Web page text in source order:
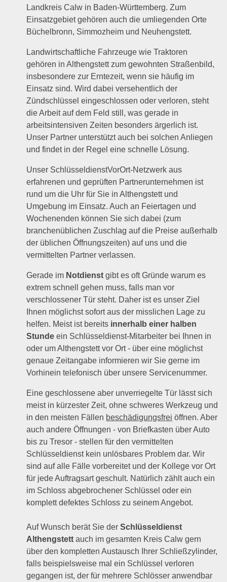
Landkreis Calw in Baden-Württemberg. Zum
Einsatzgebiet gehören auch die umliegenden Orte
Büchelbronn, Simmozheim und Neuhengstett.
Landwirtschaftliche Fahrzeuge wie Traktoren
gehören in Althengstett zum gewohnten Straßenbild,
insbesondere zur Erntezeit, wenn sie häufig im
Einsatz sind. Wird dabei versehentlich der
Zündschlüssel eingeschlossen oder verloren, steht
die Arbeit auf dem Feld still, was gerade in
arbeitsintensiven Zeiten besonders ärgerlich ist.
Unser Partner unterstützt auch bei solchen Anliegen
und findet in der Regel eine schnelle Lösung.
Unser SchlüsseldienstVorOrt-Netzwerk aus
erfahrenen und geprüften Partnerunternehmen ist
rund um die Uhr für Sie in Althengstett und
Umgebung im Einsatz. Auch an Feiertagen und
Wochenenden können Sie sich dabei (zum
branchenüblichen Zuschlag auf die Preise außerhalb
der üblichen Öffnungszeiten) auf uns und die
vermittelten Partner verlassen.
Gerade im Notdienst gibt es oft Gründe warum es
extrem schnell gehen muss, falls man vor
verschlossener Tür steht. Daher ist es unser Ziel
Ihnen möglichst sofort aus der misslichen Lage zu
helfen. Meist ist bereits innerhalb einer halben
Stunde ein Schlüsseldienst-Mitarbeiter bei Ihnen in
oder um Althengstett vor Ort - über eine möglichst
genaue Zeitangabe informieren wir Sie gerne im
Vorhinein telefonisch über unsere Servicenummer.
Eine geschlossene aber unverriegelte Tür lässt sich
meist in kürzester Zeit, ohne schweres Werkzeug und
in den meisten Fällen beschädigungsfrei öffnen. Aber
auch andere Öffnungen - von Briefkasten über Auto
bis zu Tresor - stellen für den vermittelten
Schlüsseldienst kein unlösbares Problem dar. Wir
sind auf alle Fälle vorbereitet und der Kollege vor Ort
für jede Auftragsart geschult. Natürlich zählt auch ein
im Schloss abgebrochener Schlüssel oder ein
komplett defektes Schloss zu seinem Angebot.
Auf Wunsch berät Sie derSchlüsseldienst
Althengstett auch im gesamten Kreis Calw gern
über den kompletten Austausch Ihrer Schließzylinder,
falls beispielsweise mal ein Schlüssel verloren
gegangen ist, der für mehrere Schlösser anwendbar